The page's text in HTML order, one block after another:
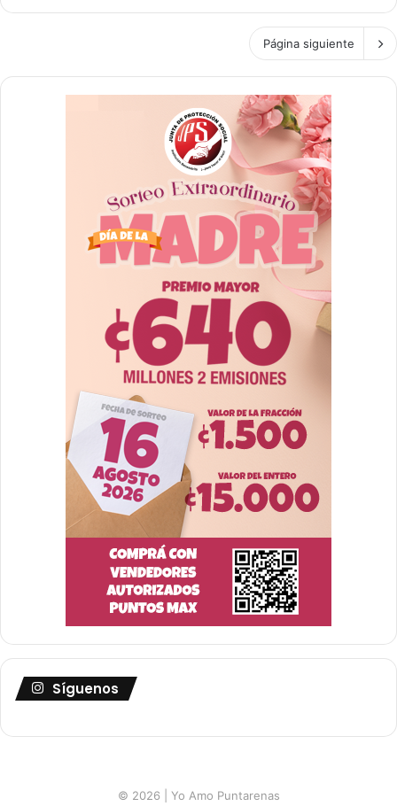
Página siguiente
Síguenos
© 2026 | Yo Amo Puntarenas